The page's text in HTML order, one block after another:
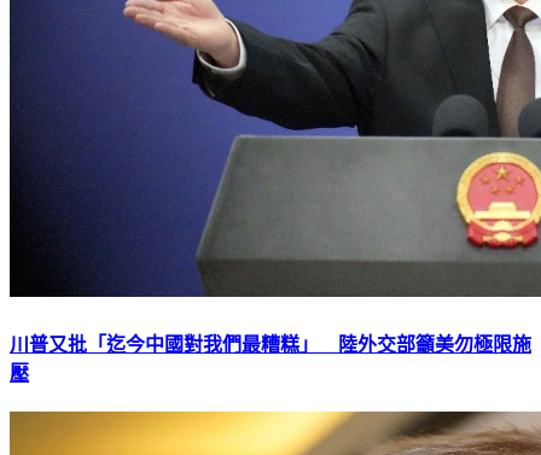
川普又批「迄今中國對我們最糟糕」 陸外交部籲美勿極限施
壓